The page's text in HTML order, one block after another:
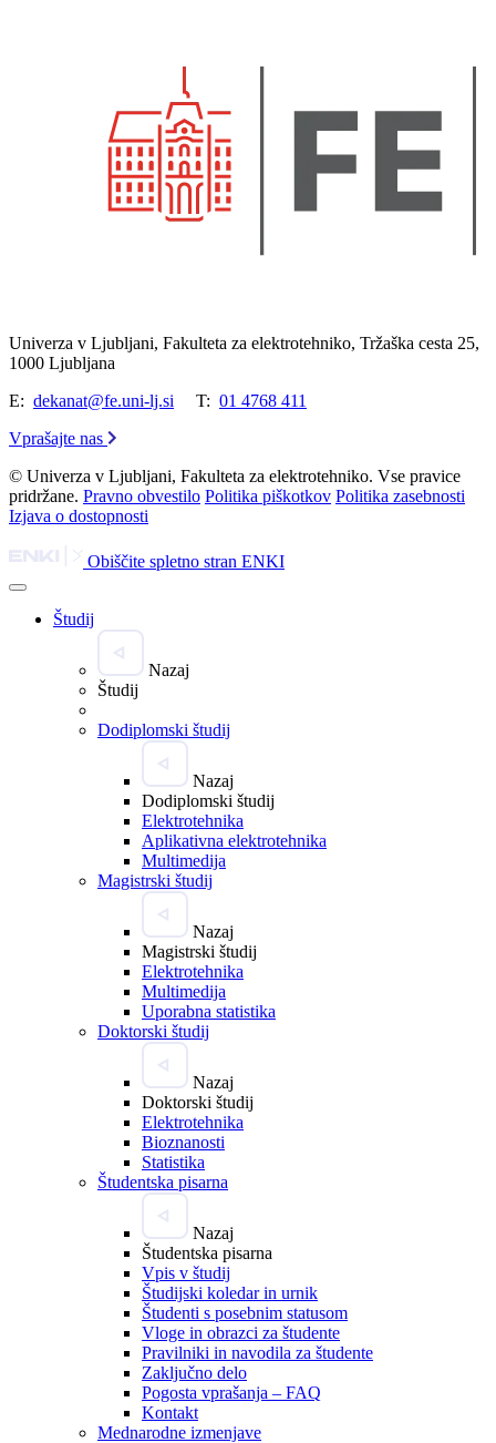
Univerza v Ljubljani, Fakulteta za elektrotehniko, Tržaška cesta 25,
1000 Ljubljana
E: dekanat@fe.uni-lj.si T: 01 4768 411
Vprašajte nas
© Univerza v Ljubljani, Fakulteta za elektrotehniko. Vse pravice
pridržane. Pravno obvestilo Politika piškotkov Politika zasebnosti
Izjava o dostopnosti
Obiščite spletno stran ENKI
Študij
Nazaj
Študij
Dodiplomski študij
Nazaj
Dodiplomski študij
Elektrotehnika
Aplikativna elektrotehnika
Multimedija
Magistrski študij
Nazaj
Magistrski študij
Elektrotehnika
Multimedija
Uporabna statistika
Doktorski študij
Nazaj
Doktorski študij
Elektrotehnika
Bioznanosti
Statistika
Študentska pisarna
Nazaj
Študentska pisarna
Vpis v študij
Študijski koledar in urnik
Študenti s posebnim statusom
Vloge in obrazci za študente
Pravilniki in navodila za študente
Zaključno delo
Pogosta vprašanja – FAQ
Kontakt
Mednarodne izmenjave